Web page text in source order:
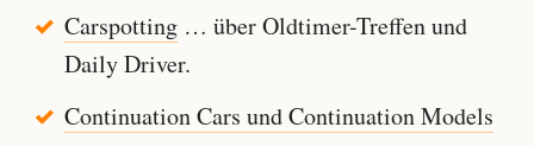
Carspotting… über Oldtimer-Treffen und
Daily Driver.
Continuation Cars und Continuation Models